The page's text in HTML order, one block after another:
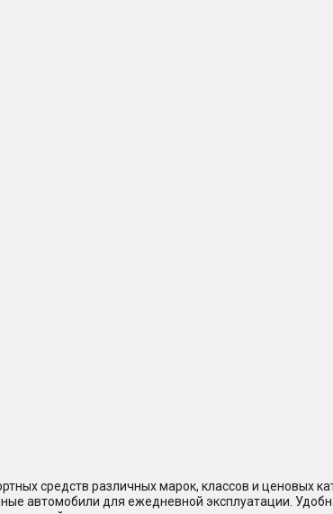
средств различных марок, классов и ценовых
автомобили для ежедневной эксплуатации.